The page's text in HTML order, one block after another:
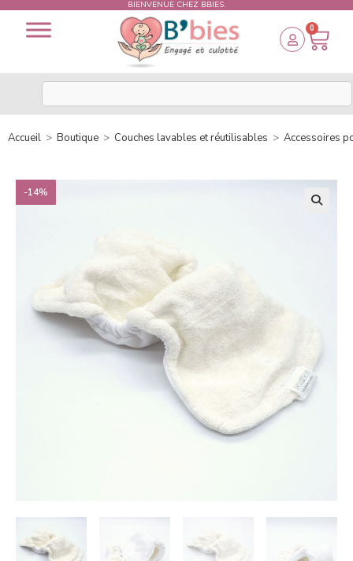
BIENVENUE CHEZ BBIES.
0
Accueil > Boutique > Couches lavables et réutilisables > Accessoires
-14%